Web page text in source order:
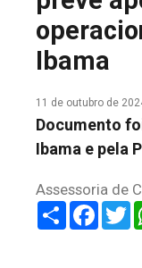
Ibama
11 de outubro de
Documento
Ibama e pela
Assessoria de
Share